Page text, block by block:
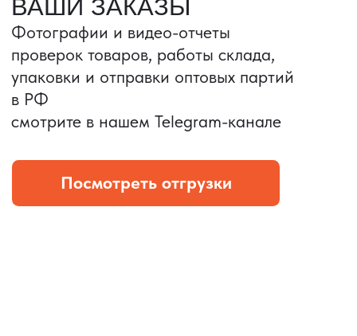
Портативные колонки
Условия: Тираж 3100 шт.
Колонка с шнуром
зарядным, без коробки
и ложемента (эвы).
Условия: Тираж 5900 шт.
15w.
Комплект: устройство +
провод Type C.
КОНТРОЛЬ КАЧЕСТВА
Проверка по ТЗ включает: